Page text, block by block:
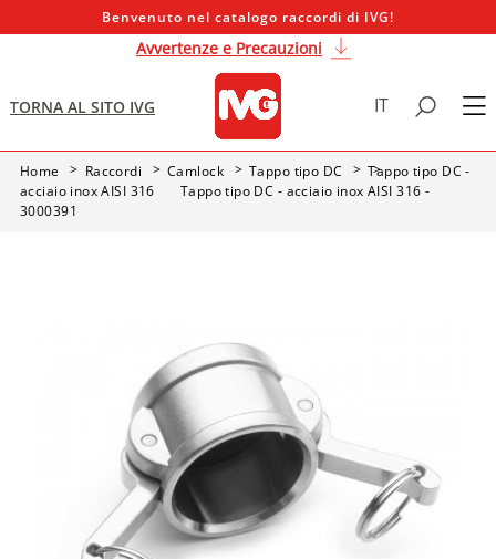
Benvenuto nel catalogo raccordi di IVG!
Avvertenze e Precauzioni
TORNA AL SITO IVG IT
Home Raccordi Camlock Tappo tipo DC
Tappo tipo DC -
acciaio inox AISI 316
Tappo tipo DC - acciaio inox AISI 316 -
3000391